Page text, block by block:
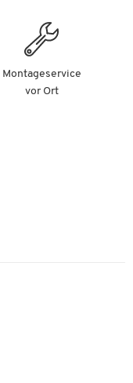
Montageservice
vor Ort